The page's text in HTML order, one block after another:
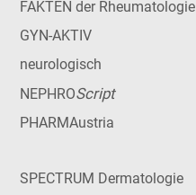
FAKTEN der Rheumatologie
GYN-AKTIV
neurologisch
NEPHROScript
PHARMAustria
SPECTRUM Dermatologie